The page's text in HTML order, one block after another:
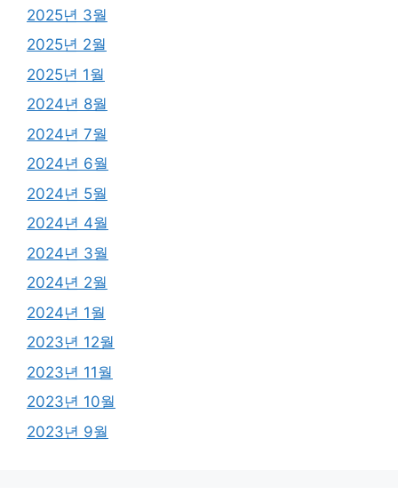
2025년 3월
2025년 2월
2025년 1월
2024년 8월
2024년 7월
2024년 6월
2024년 5월
2024년 4월
2024년 3월
2024년 2월
2024년 1월
2023년 12월
2023년 11월
2023년 10월
2023년 9월